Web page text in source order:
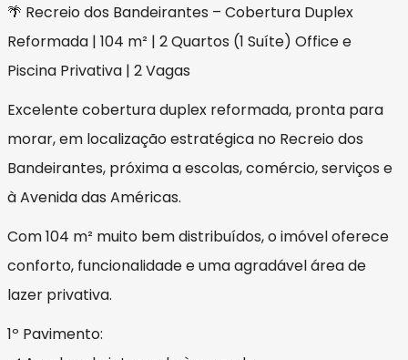
🌴 Recreio dos Bandeirantes – Cobertura Duplex
Reformada | 104 m² | 2 Quartos (1 Suíte) Office e
Piscina Privativa | 2 Vagas
Excelente cobertura duplex reformada, pronta para
morar, em localização estratégica no Recreio dos
Bandeirantes, próxima a escolas, comércio, serviços e
à Avenida das Américas.
Com 104 m² muito bem distribuídos, o imóvel oferece
conforto, funcionalidade e uma agradável área de
lazer privativa.
1º Pavimento: